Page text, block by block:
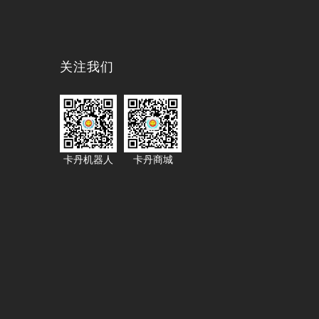
关注我们
卡丹机器人 卡丹商城